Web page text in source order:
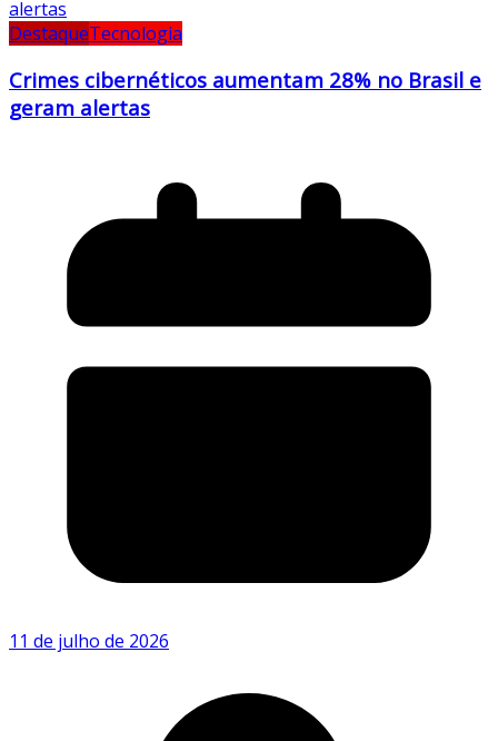
DestaqueTecnologia
Crimes cibernéticos aumentam 28% no Brasil e
geram alertas
11 de julho de 2026